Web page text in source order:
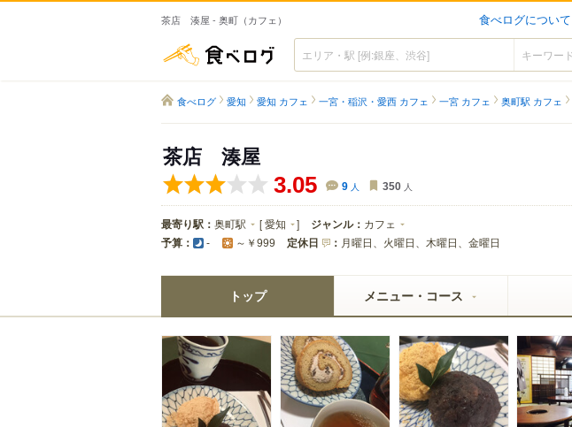
茶店 湊屋 - 奥町（カフェ） 食べログについて
食べログ
食べログ 愛知 愛知 カフェ 一宮・稲沢・愛西 カフェ 一宮 カフェ 奥町駅 カフェ
茶店 湊屋
3.05 9 人 350 人
最寄り駅： 奥町駅 [愛知 ] ジャンル： カフェ
予算： - ～￥999 定休日 ： 月曜日、火曜日、木曜日、金曜日
トップ メニュー・コース